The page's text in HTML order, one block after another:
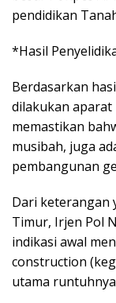
pendidikan
*Hasil
Berdasarkan
dilakukan aparat
memastikan
musibah, juga
pembangunan
Dari keterangan
Timur, Irjen Pol
indikasi awal
construction
utama